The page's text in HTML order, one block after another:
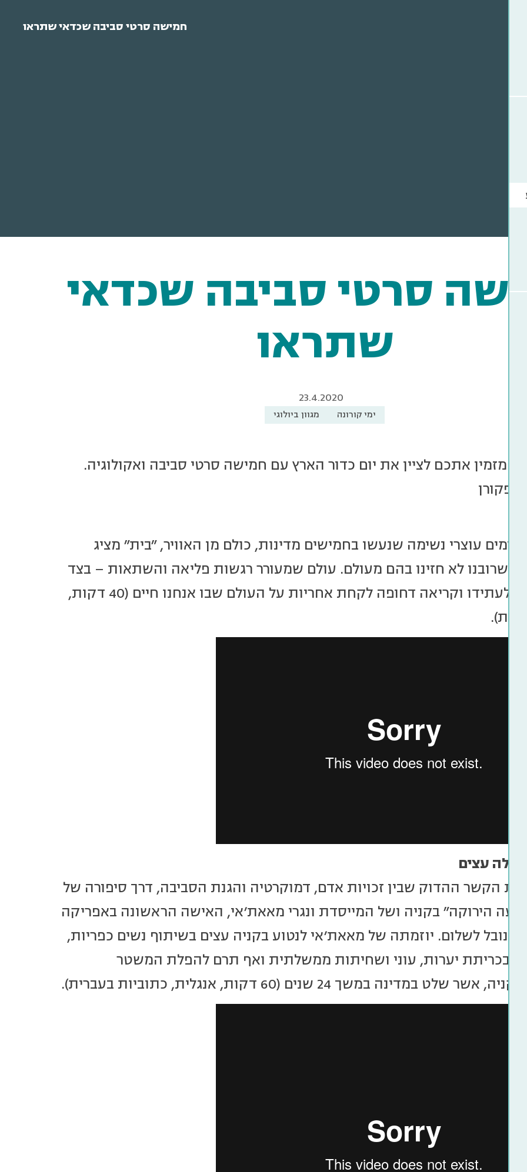
חמישה סרטי סביבה שכדאי שתראו
סרטי סביבה שכדאי
שתראו
23.4.2020
ימי קורונה מגוון ביולוגי
מזמין אתכם לציין את יום כדור הארץ עם חמישה סרטי סביבה ואקולוגיה.
עוצרי נשימה שנעשו בחמישים מדינות, כולם מן האוויר, "בית" מציג
שרובנו לא חזינו בהם מעולם. עולם שמעורר רגשות פליאה והשתאות – בצד
דאגה עמוקה לעתידו וקריאה דחופה לקחת אחריות על העולם שבו אנחנו חיים (40 דקות,
עצים
את הקשר ההדוק שבין זכויות אדם, דמוקרטיה והגנת הסביבה, דרך סיפורה של
הירוקה" בקניה ושל המייסדת ונגרי מאאת'אי, האישה הראשונה באפריקה
נובל לשלום. יוזמתה של מאאת'אי לנטוע בקניה עצים בשיתוף נשים כפריות,
בכריתת יערות, עוני ושחיתות ממשלתית ואף תרם להפלת המשטר
שלט במדינה במשך 24 שנים (60 דקות, אנגלית, כתוביות בעברית).